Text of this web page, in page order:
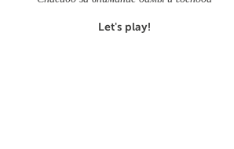
Let's play!